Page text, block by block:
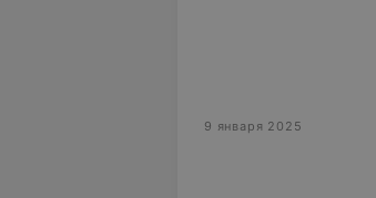
9 января 2025